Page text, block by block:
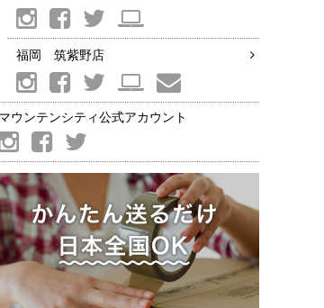
福岡 筑紫野店
マウンテンシティ公式アカウント